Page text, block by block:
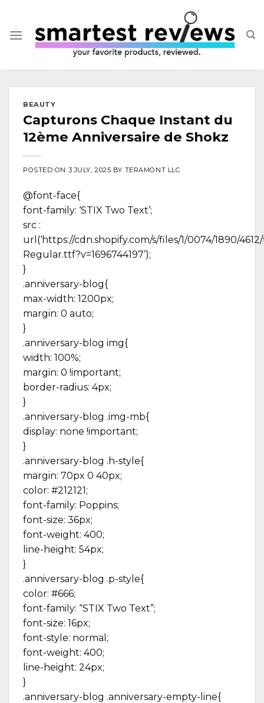
content
BEAUTY
Capturons Chaque Instant du
12ème Anniversaire de Shokz
POSTED ON 3 JULY, 2025 BY TERAMONT LLC
@font-face{
font-family: ‘STIX Two Text’;
src :
url(‘https://cdn.shopify.com/s/files/1/0074/1890/
Regular.ttf?v=1696744197’);
}
.anniversary-blog{
max-width: 1200px;
margin: 0 auto;
}
.anniversary-blog img{
width: 100%;
margin: 0 !important;
border-radius: 4px;
}
.anniversary-blog .img-mb{
display: none !important;
}
.anniversary-blog .h-style{
margin: 70px 0 40px;
color: #212121;
font-family: Poppins;
font-size: 36px;
font-weight: 400;
line-height: 54px;
}
.anniversary-blog .p-style{
color: #666;
font-family: “STIX Two Text”;
font-size: 16px;
font-style: normal;
font-weight: 400;
line-height: 24px;
}
.anniversary-blog .anniversary-empty-line{